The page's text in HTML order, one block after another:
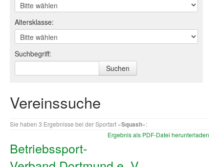
SSB Qualifizierungen
Übersicht Qualifizierungswege
Qualifizierung im Vereinsmanagement
Fachtag Bildung braucht Bewegung
Anmeldeformular / Anmeldebedingungen
Bezuschussung Qualifizierung für Dortmunder
Projekte
Altersklasse:
Suchbegriff:
Vereinssuche
Sie haben 3 Ergebnisse bei der Sportart »Squash«:
Ergebnis als PDF-Datei herunterladen
Betriebssport-